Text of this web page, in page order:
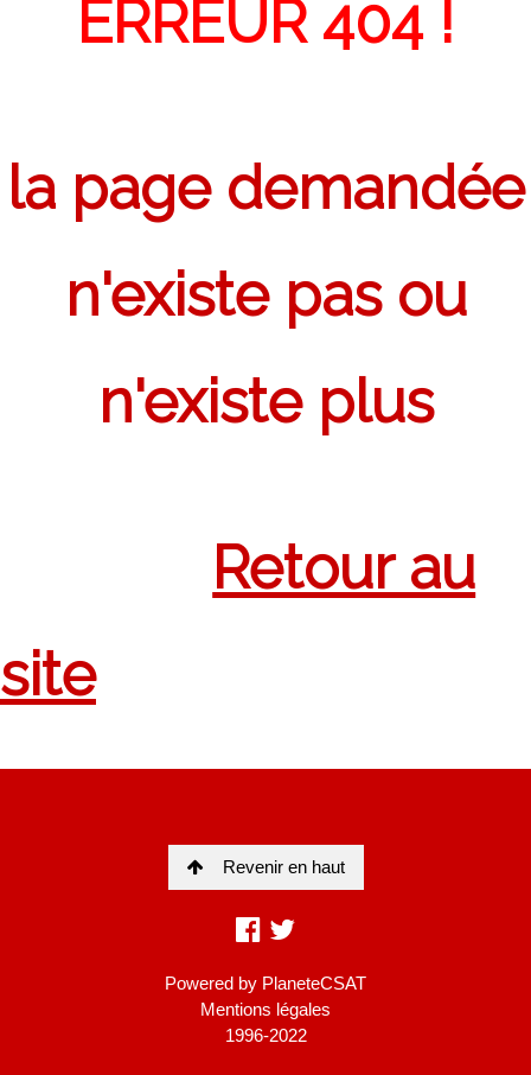
Revenir en haut
Powered by PlaneteCSAT
Mentions légales
1996-2022